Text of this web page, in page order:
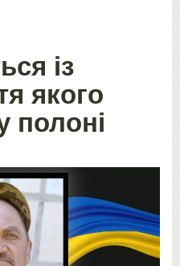
із
якого
полоні